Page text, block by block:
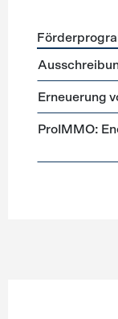
Erneuerung
ProIMMO: